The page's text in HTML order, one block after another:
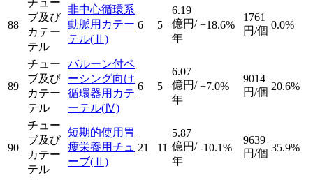
88
チュー
ブ及び
カテー
テル
非中心循環系
動脈用カテー
テル(Ⅱ)
6 5
6.19
億円/
年
+18.6%
1761
円/個 0.0%
89
チュー
ブ及び
カテー
テル
バルーン付ペ
ーシング向け
循環器用カテ
ーテル(Ⅳ)
6 5
6.07
億円/
年
+7.0%
9014
円/個 20.6%
90
チュー
ブ及び
カテー
テル
短期的使用胃
瘻栄養用チュ
ーブ(Ⅱ)
21 11
5.87
億円/
年
-10.1%
9639
円/個 35.9%